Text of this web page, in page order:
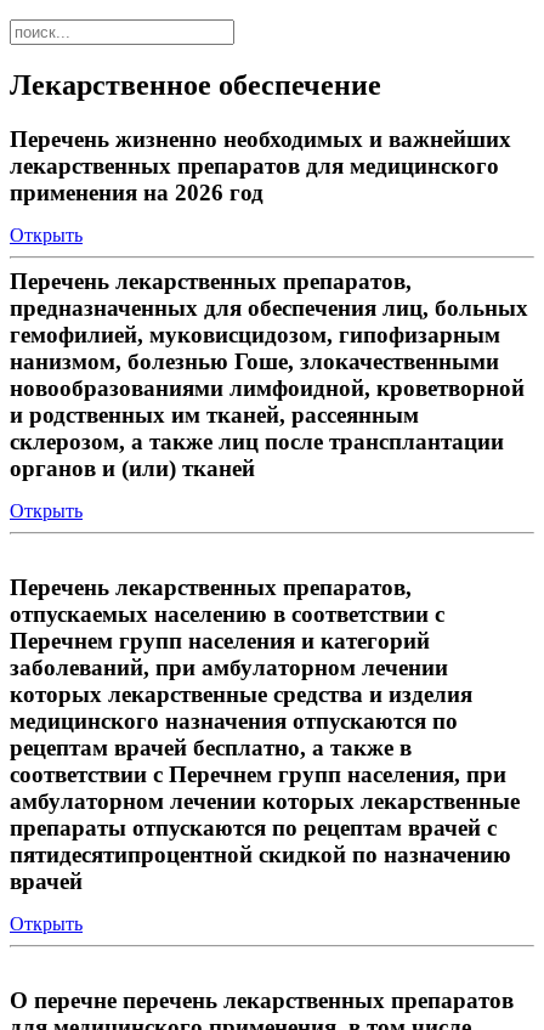
Лекарственное обеспечение
Перечень жизненно необходимых и важнейших
лекарственных препаратов для медицинского
применения на 2026 год
Открыть
Перечень лекарственных препаратов,
предназначенных для обеспечения лиц, больных
гемофилией, муковисцидозом, гипофизарным
нанизмом, болезнью Гоше, злокачественными
новообразованиями лимфоидной, кроветворной
и родственных им тканей, рассеянным
склерозом, а также лиц после трансплантации
органов и (или) тканей
Открыть
Перечень лекарственных препаратов,
отпускаемых населению в соответствии с
Перечнем групп населения и категорий
заболеваний, при амбулаторном лечении
которых лекарственные средства и изделия
медицинского назначения отпускаются по
рецептам врачей бесплатно, а также в
соответствии с Перечнем групп населения, при
амбулаторном лечении которых лекарственные
препараты отпускаются по рецептам врачей с
пятидесятипроцентной скидкой по назначению
врачей
Открыть
О перечне перечень лекарственных препаратов